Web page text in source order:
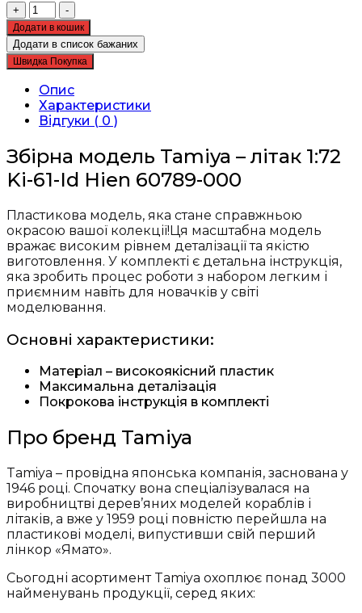
+
Збірна
модель
Tamiya
-
літак
1:72
Ki-
61-
Id
Hien
60789
кількість
-
Додати в кошик
Додати в список бажаних
Швидка Покупка
Опис
Характеристики
Відгуки ( 0 )
Збірна модель Tamiya – літак 1:72
Ki-61-Id Hien 60789-000
Пластикова модель, яка стане справжньою
окрасою вашої колекції!Ця масштабна модель
вражає високим рівнем деталізації та якістю
виготовлення. У комплекті є детальна інструкція,
яка зробить процес роботи з набором легким і
приємним навіть для новачків у світі
моделювання.
Основні характеристики:
Матеріал – високоякісний пластик
Максимальна деталізація
Покрокова інструкція в комплекті
Про бренд Tamiya
Tamiya – провідна японська компанія, заснована у
1946 році. Спочатку вона спеціалізувалася на
виробництві дерев’яних моделей кораблів і
літаків, а вже у 1959 році повністю перейшла на
пластикові моделі, випустивши свій перший
лінкор «Ямато».
Сьогодні асортимент Tamiya охоплює понад 3000
найменувань продукції, серед яких: